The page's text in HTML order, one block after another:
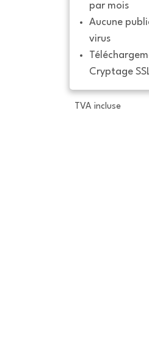
par mois
Aucune
virus
Cryptage
TVA incluse